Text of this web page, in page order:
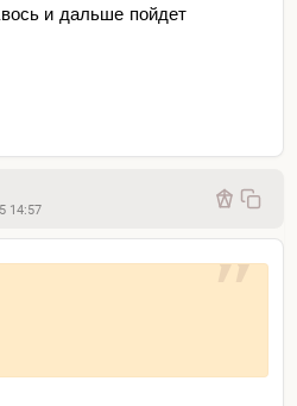
и дальше пойдет
14:57